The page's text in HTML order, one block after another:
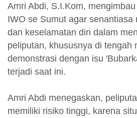
Amri Abdi, S.I.Kom,
IWO se Sumut agar senantiasa
dan keselamatan diri dalam
peliputan, khususnya di tengah
demonstrasi dengan isu
terjadi saat ini.
Amri Abdi menegaskan,
memiliki risiko tinggi, karena